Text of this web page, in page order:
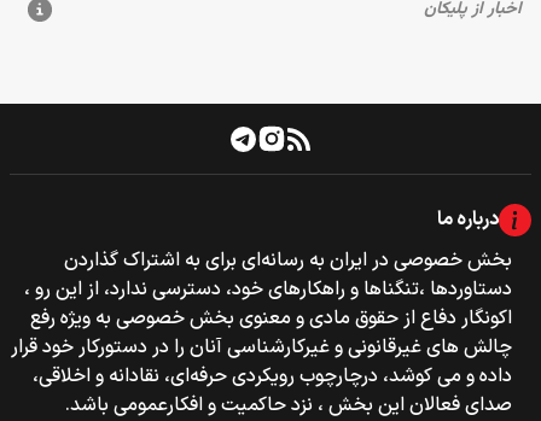
درباره ما
بخش خصوصی‌‌ در ایران به رسانه‌ای برای به اشتراک گذاردن
دستاوردها ،تنگناها و راهکارهای خود، دسترسی ندارد، از این رو ،
اکونگار دفاع از حقوق مادی و معنوی بخش خصوصی به ویژه رفع
چالش های غیرقانونی و غیرکارشناسی آنان را در دستورکار خود قرار
داده و می کوشد، درچارچوب رویکردی حرفه‌ای، نقادانه و اخلاقی،
صدای فعالان این بخش ، نزد حاکمیت و افکارعمومی باشد.